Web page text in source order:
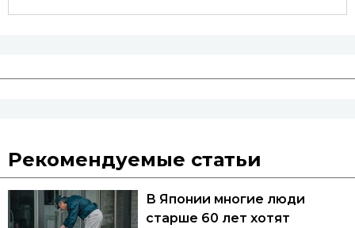
Рекомендуемые статьи
В Японии многие люди
старше 60 лет хотят